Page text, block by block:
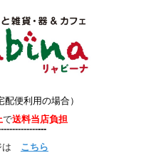
配便利用の場合）
で送料当店負担
---
は こちら